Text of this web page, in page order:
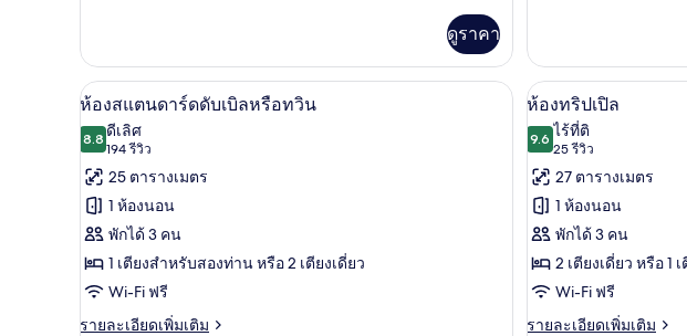
หรือ
เตียง
เดี่ยว
2
เตียง
เกี่ยว
กับ
ห้อง
คลับ,
เตียง
ใหญ่
เตียง
หรือ
เตียง
เดี่ยว
เตียง
ดูราคา
เกี่ยว
กับ
ห้อง
ซิงเกิล
(Interior)
เปิด
ภาพถ่าย
ทั้งหมด
ของ
ห้อง
สแตนดาร์ด
ดับเบิล
หรือ
มินิบาร์, ตู้นิรภัยในห้องพัก, โต๊ะทำงาน, ห้องเก็บเสียง
4
ห้องสแตนดาร์ดดับเบิลหรือทวิน
8.88.8 จาก 10
ดีเลิศ
194 รีวิว
(194
รีวิว)
25 ตารางเมตร
1 ห้องนอน
พักได้ 3 คน
1 เตียงสำหรับสองท่าน หรือ 2 เตียงเดี่ยว
Wi-Fi ฟรี
รายละเอียดเพิ่มเติม
ราย
เปิด
ภาพถ่าย
ทั้งหมด
ของ
ห้อง
ทริปเปิล
4
ห้องทริปเปิล
9.69.6 จาก 10
ไร้ที่ติ
25 รีวิว
(25
รีวิว)
27 ตารางเมตร
1 ห้องนอน
พักได้ 3 คน
2 เตียงเดี่ยว หรือ 1
Wi-Fi ฟรี
รายละเอียดเพิ่มเติม
ราย